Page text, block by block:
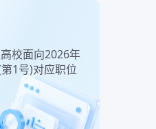
校面向2026年
1号)对应职位